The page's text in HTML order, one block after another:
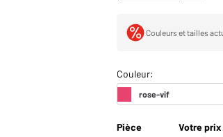
Couleurs et tailles
Pièce Votre